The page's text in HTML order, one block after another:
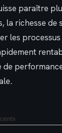
paraître
la richesse de
les
de